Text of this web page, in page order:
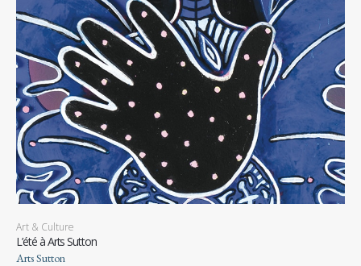
Art & Culture
L’été à Arts Sutton
Arts Sutton